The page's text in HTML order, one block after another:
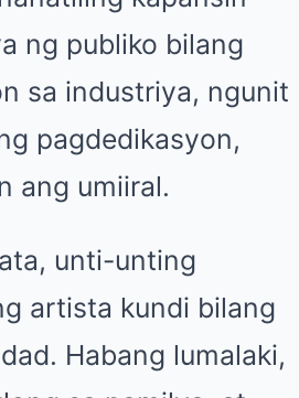
ng publiko bilang
sa industriya, ngunit
pagdedikasyon,
ang umiiral.
unti-unting
artista kundi bilang
Habang lumalaki,